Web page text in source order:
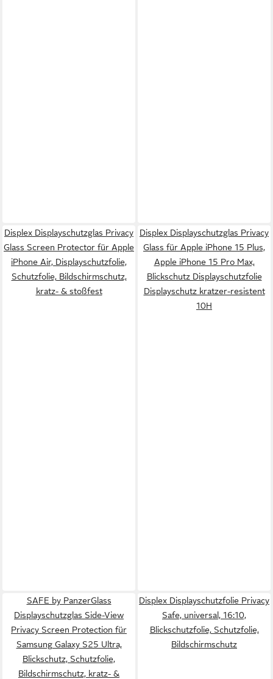
Displex Displayschutzglas Privacy
Glass Screen Protector für Apple
iPhone Air, Displayschutzfolie,
Schutzfolie, Bildschirmschutz,
kratz- & stoßfest
Displex Displayschutzglas Privacy
Glass für Apple iPhone 15 Plus,
Apple iPhone 15 Pro Max,
Blickschutz Displayschutzfolie
Displayschutz kratzer-resistent
10H
SAFE by PanzerGlass
Displayschutzglas Side-View
Privacy Screen Protection für
Samsung Galaxy S25 Ultra,
Blickschutz, Schutzfolie,
Bildschirmschutz, kratz- &
Displex Displayschutzfolie Privacy
Safe, universal, 16:10,
Blickschutzfolie, Schutzfolie,
Bildschirmschutz